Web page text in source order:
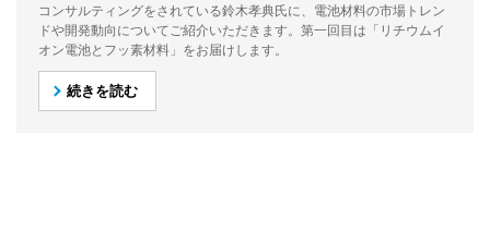
コンサルティングをされている鈴木孝典氏に、電池材料の市場トレン
ドや開発動向についてご紹介いただきます。第一回目は「リチウムイ
オン電池とフッ素材料」をお届けします。
続きを読む